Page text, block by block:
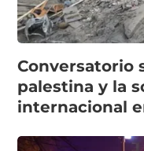
Conversatorio
palestina y la
internacional